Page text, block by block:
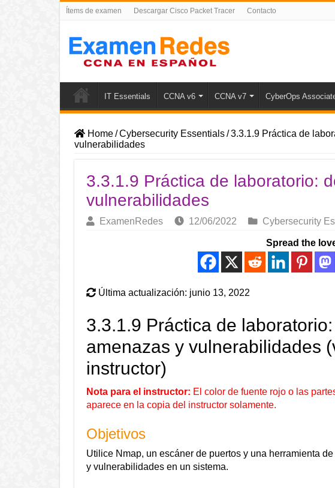
Ítems de examen Descargar Cisco Packet Tracer Contacto
IT Essentials CCNA v6 CCNA v7 CyberOps
Home / Cybersecurity Essentials / 3.3.1.9 Práctica de
vulnerabilidades
3.3.1.9 Práctica de laboratorio:
vulnerabilidades
ExamenRedes 12/06/2022 Cybersecurity
Spread the
Última actualización: junio 13, 2022
3.3.1.9 Práctica de
amenazas y vulnerabilidades
instructor)
Nota para el instructor: El color de fuente rojo o las
aparece en la copia del instructor solamente.
Objetivos
Utilice Nmap, un escáner de puertos y una herramienta
y vulnerabilidades en un sistema.